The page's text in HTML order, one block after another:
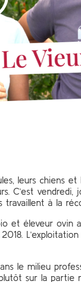
leurs chiens
C’est
travaillent à la
et éleveur ovin
le milieu
sur la partie